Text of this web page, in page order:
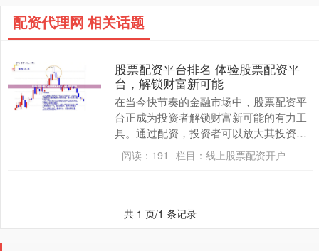
配资代理网 相关话题
股票配资平台排名 体验股票配资平
台，解锁财富新可能
在当今快节奏的金融市场中，股票配资平
台正成为投资者解锁财富新可能的有力工
具。通过配资，投资者可以放大其投资能
力，从而获得更高的潜在回报。 * **资金
倍增：**....
阅读： 191 栏目： 线上股票配资开户
共 1 页/1 条记录